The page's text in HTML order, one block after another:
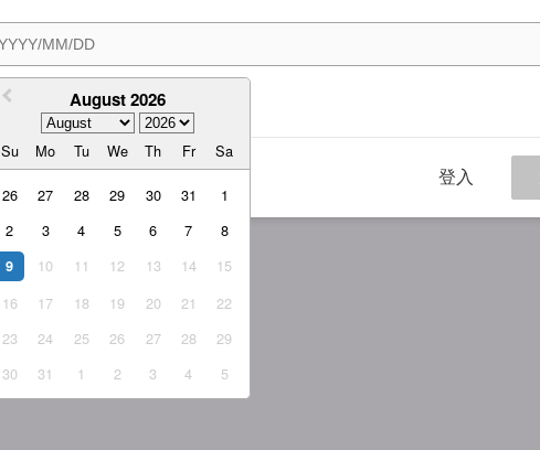
August 2026
Su Mo Tu We Th Fr Sa
26 27 28 29 30 31
1
2
3 4 5 6 7 8
9 10 11 12 13 14
15
16
17 18 19 20 21
22
23
24 25 26 27 28
29
30
31 1 2 3 4 5
我同意 服務條款與隱私權政策
登入